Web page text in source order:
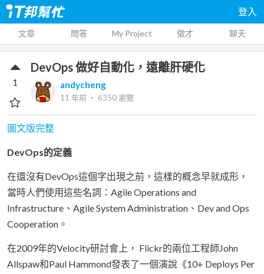
登入
文章 問答 My Project 徵才 聊天
DevOps 做好自動化，遠離肝硬化
andycheng
11 年前 ‧ 6350瀏覽
1
圖文版完整
DevOps的定義
在還沒有DevOps這個字出現之前，這樣的概念早就成形，
當時人們使用這些名詞：Agile Operations and
Infrastructure、Agile System Administration、Dev and Ops
Cooperation。
在2009年的Velocity研討會上， Flickr的兩位工程師John
Allspaw和Paul Hammond發表了一個演說《10+ Deploys Per